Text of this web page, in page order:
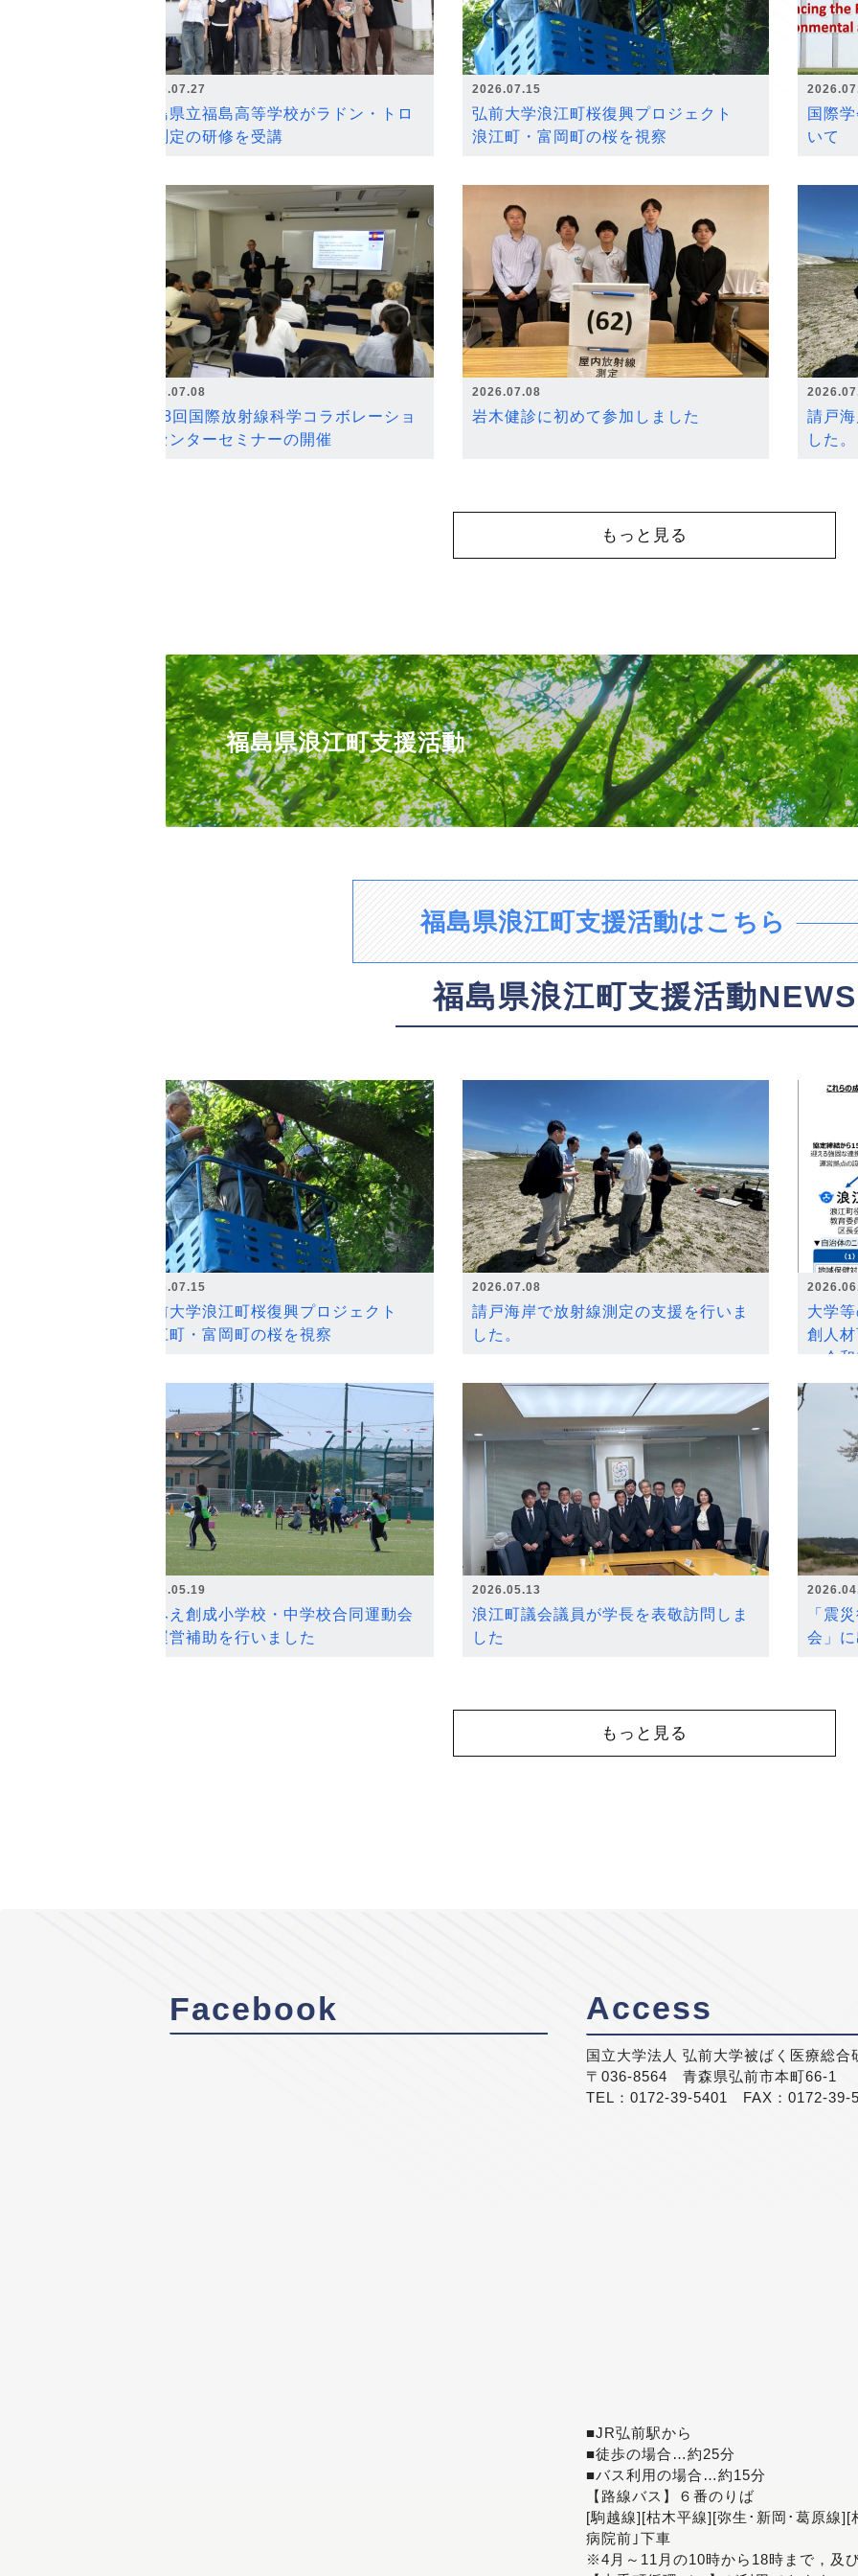
2026.07.27
福島県立福島高等学校がラドン・トロ
ン測定の研修を受講
2026.07.15
弘前大学浪江町桜復興プロジェクト
浪江町・富岡町の桜を視察
国際
いて
2026.07.08
第18回国際放射線科学コラボレーショ
ンセンターセミナーの開催
2026.07.08
岩木健診に初めて参加しました
請戸
した。
もっと見る
福島県浪江町支援活動
福島県浪江町支援活動はこちら
福島県浪江町支援活動NEWS
2026.07.15
弘前大学浪江町桜復興プロジェクト
浪江町・富岡町の桜を視察
2026.07.08
請戸海岸で放射線測定の支援を行いま
した。
大学
創人
～令
2026.05.19
なみえ創成小学校・中学校合同運動会
の運営補助を行いました
2026.05.13
浪江町議会議員が学長を表敬訪問しま
した
「震
会」
もっと見る
Facebook Access
国立大学法人 弘前大学被ばく医療総合
〒036-8564 青森県弘前市本町66-1
TEL：0172-39-5401 FAX：0172-39-
■JR弘前駅から
■徒歩の場合…約25分
■バス利用の場合…約15分
【路線バス】６番のりば
[駒越線][枯木平線][弥生･新岡･葛原線
病院前｣下車
※4月～11月の10時から18時まで，及